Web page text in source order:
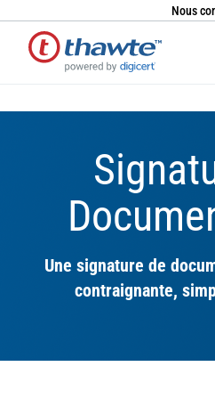
Nous
Une signature de
contraignante,